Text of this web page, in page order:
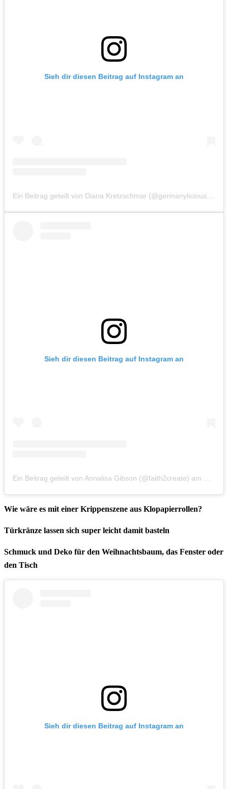
Sieh dir diesen Beitrag auf Instagram an
Ein Beitrag geteilt von Diana Kretzschmar (@germanylicious)am
Sieh dir diesen Beitrag auf Instagram an
Ein Beitrag geteilt von Annalisa Gibson (@faith2create) am
Wie wäre es mit einer Krippenszene aus Klopapierrollen?
Türkränze lassen sich super leicht damit basteln
Schmuck und Deko für den Weihnachtsbaum, das Fenster oder
den Tisch
Sieh dir diesen Beitrag auf Instagram an